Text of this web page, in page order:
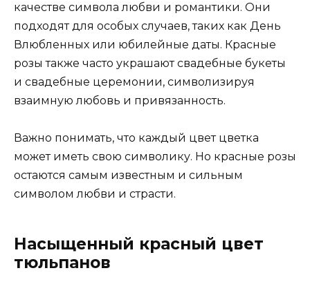
качестве символа любви и романтики. Они
подходят для особых случаев, таких как День
Влюбленных или юбилейные даты. Красные
розы также часто украшают свадебные букеты
и свадебные церемонии, символизируя
взаимную любовь и привязанность.
Важно понимать, что каждый цвет цветка
может иметь свою символику. Но красные розы
остаются самым известным и сильным
символом любви и страсти.
Насыщенный красный цвет
тюльпанов